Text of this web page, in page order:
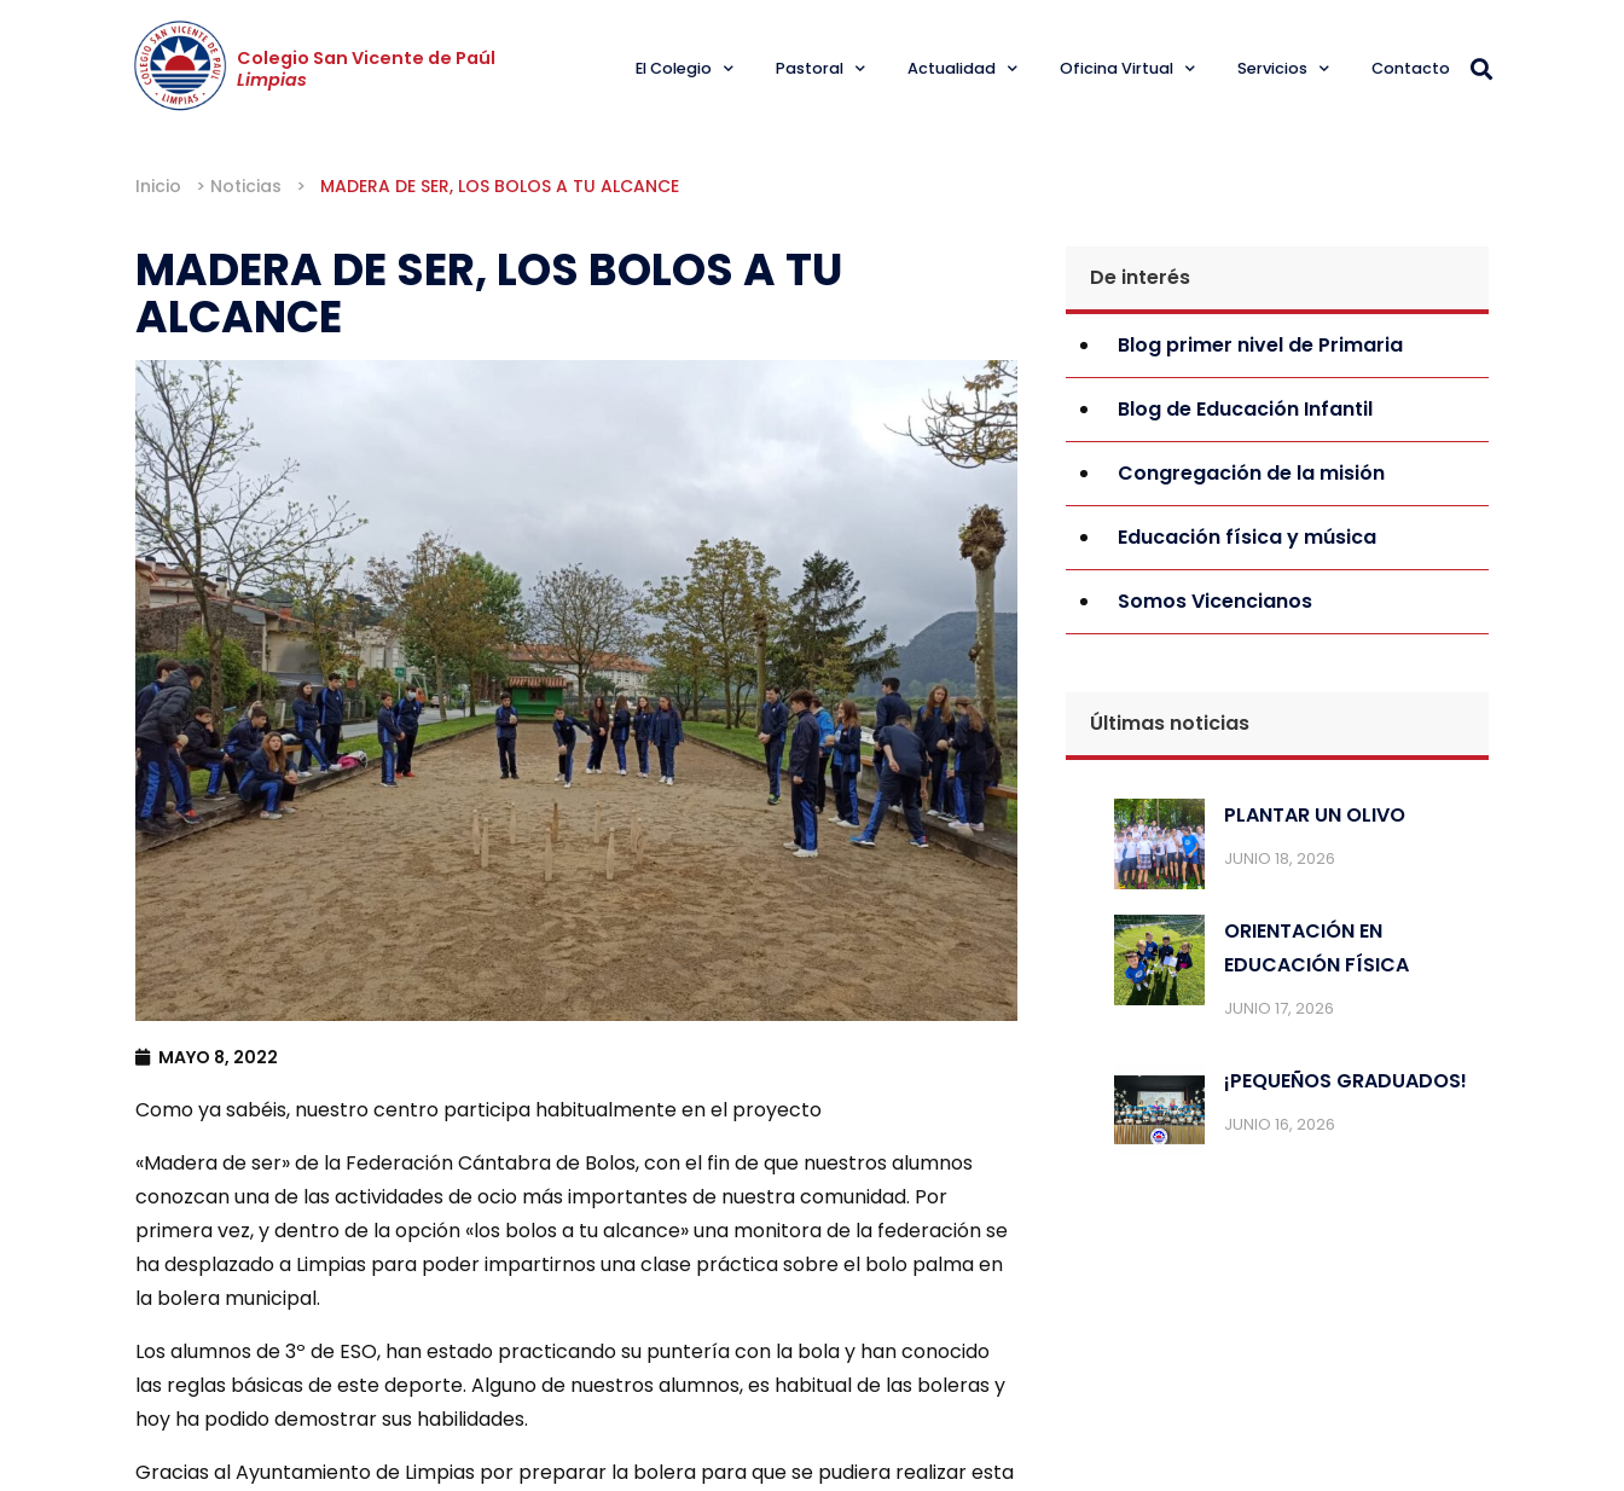
Colegio San Vicente de Paúl
Limpias
El Colegio Pastoral Actualidad Oficina Virtual Servicios Contacto
Inicio > Noticias > MADERA DE SER, LOS BOLOS A TU ALCANCE
MADERA DE SER, LOS BOLOS A TU
ALCANCE
MAYO 8, 2022
Como ya sabéis, nuestro centro participa habitualmente en el proyecto
«Madera de ser» de la Federación Cántabra de Bolos, con el fin de que nuestros alumnos
conozcan una de las actividades de ocio más importantes de nuestra comunidad. Por
primera vez, y dentro de la opción «los bolos a tu alcance» una monitora de la federación se
ha desplazado a Limpias para poder impartirnos una clase práctica sobre el bolo palma en
la bolera municipal.
Los alumnos de 3º de ESO, han estado practicando su puntería con la bola y han conocido
las reglas básicas de este deporte. Alguno de nuestros alumnos, es habitual de las boleras y
hoy ha podido demostrar sus habilidades.
Gracias al Ayuntamiento de Limpias por preparar la bolera para que se pudiera realizar esta
De interés
Blog primer nivel de Primaria
Blog de Educación Infantil
Congregación de la misión
Educación física y música
Somos Vicencianos
Últimas noticias
PLANTAR UN OLIVO
JUNIO 18, 2026
ORIENTACIÓN EN
EDUCACIÓN FÍSICA
JUNIO 17, 2026
¡PEQUEÑOS GRADUADOS!
JUNIO 16, 2026